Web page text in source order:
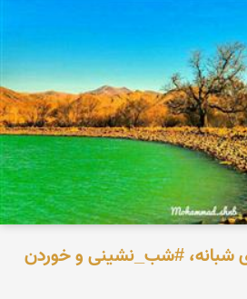
شبانه، #شب_نشینی و خوردن